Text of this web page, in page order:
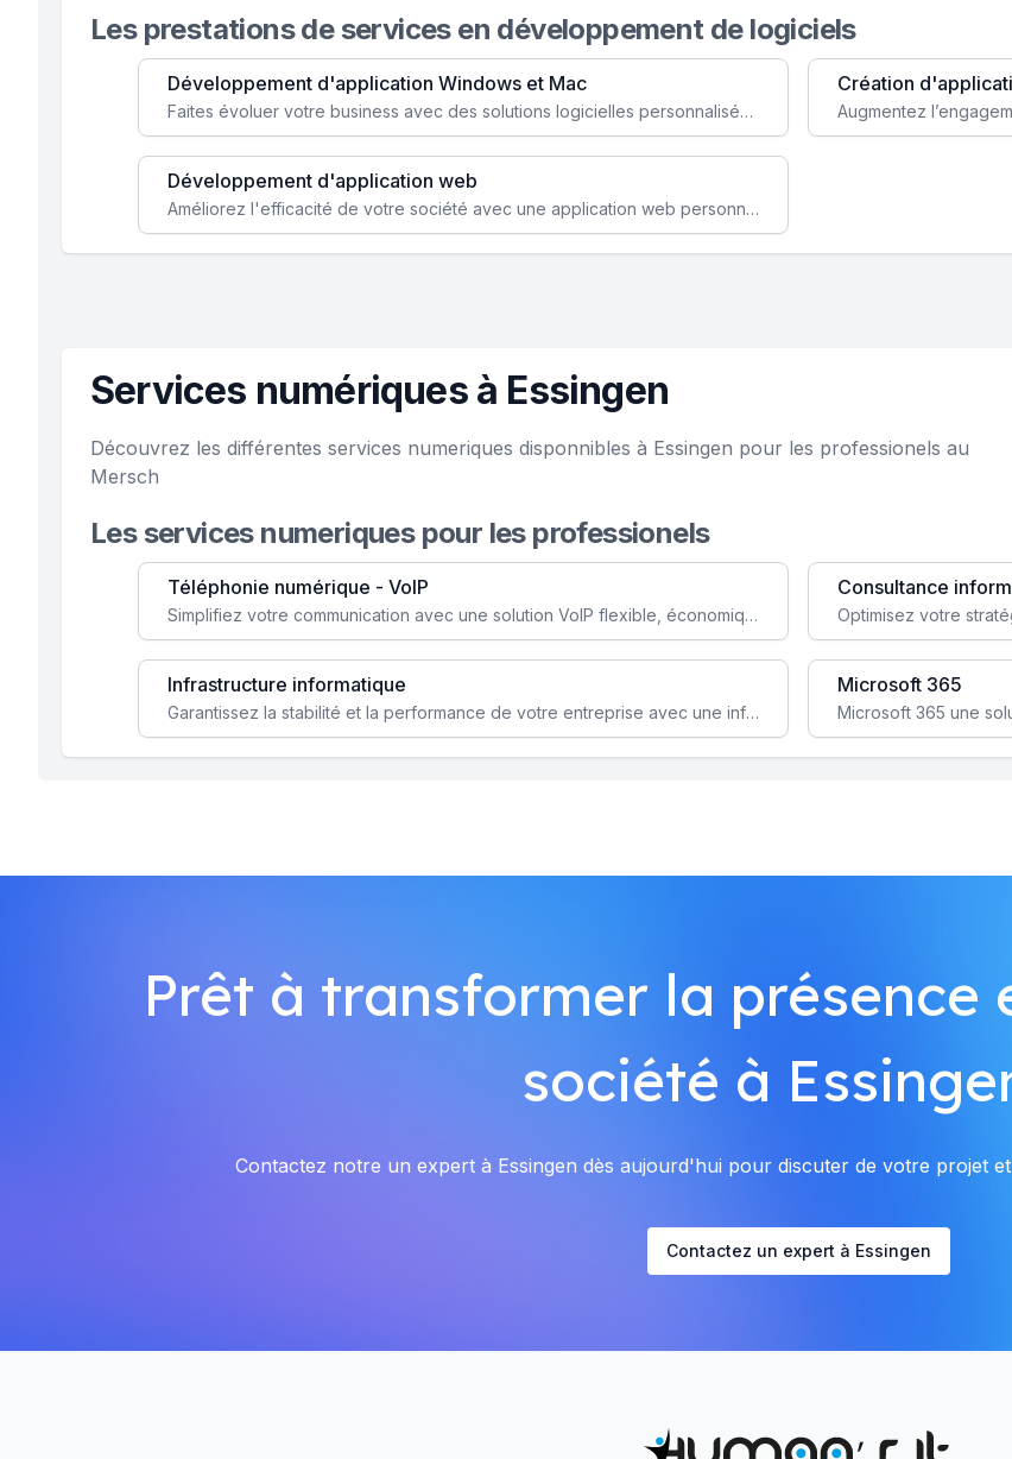
Les prestations de services en développement de logiciels
Développement d'application Windows et Mac
Faites évoluer votre business avec des solutions logicielles personnalisées, parfaitement adaptées à vos besoins spécifiques.
Création
Développement d'application web
Améliorez l'efficacité de votre société avec une application web personnalisée accessible partout et tout le temps.
Services numériques à Essingen
Découvrez les différentes services numeriques disponnibles à Essingen pour les professionels au
Mersch
Les services numeriques pour les professionels
Téléphonie numérique - VoIP
Simplifiez votre communication avec une solution VoIP flexible, économique et adaptée à vos besoins professionnels.
Consultance
Infrastructure informatique
Garantissez la stabilité et la performance de votre entreprise avec une infrastructure IT sécurisée et évolutive.
Microsoft 365
Prêt à transformer la présence
société à
Contactez notre un expert à Essingen dès aujourd'hui pour discuter de votre projet
Contactez un expert à Essingen